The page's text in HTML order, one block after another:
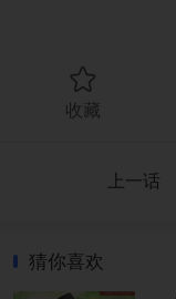
收藏
上一话
猜你喜欢